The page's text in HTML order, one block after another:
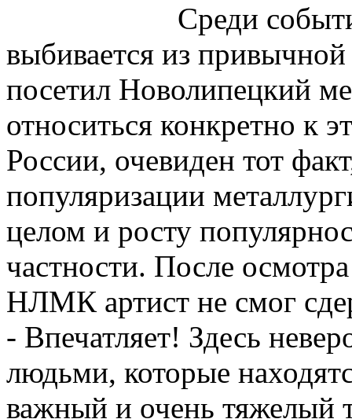
Среди
выбивается из
посетил Новолипецкий
относиться конкретно к
России, очевиден тот
популяризации
целом и росту
частности. После
НЛМК артист не смог
- Впечатляет! Здесь
людьми, которые
важный и очень тяжелый